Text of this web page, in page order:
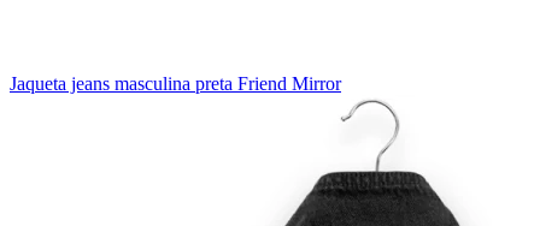
Jaqueta jeans masculina preta Friend Mirror